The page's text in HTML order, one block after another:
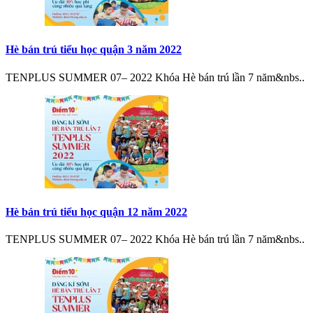
Hè bán trú tiểu học quận 3 năm 2022
TENPLUS SUMMER 07– 2022 Khóa Hè bán trú lần 7 năm&nbs..
Hè bán trú tiểu học quận 12 năm 2022
TENPLUS SUMMER 07– 2022 Khóa Hè bán trú lần 7 năm&nbs..